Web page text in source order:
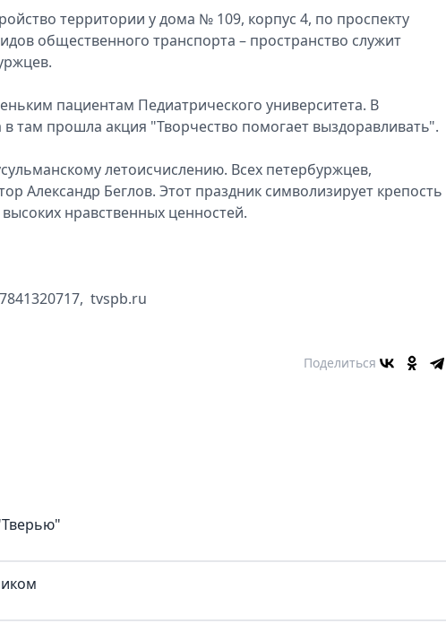
территории у дома № 109, корпус 4, по проспекту
общественного транспорта – пространство служит
пациентам Педиатрического университета. В
там прошла акция "Творчество помогает выздоравливать".
летоисчислению. Всех петербуржцев,
Александр Беглов. Этот праздник символизирует крепость
нравственных ценностей.
tvspb.ru
Поделиться